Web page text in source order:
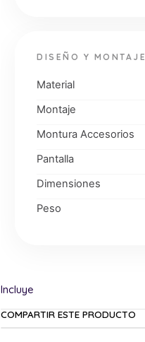
DISEÑO Y MONTAJE
Material
Montaje
Montura Accesorios
Pantalla
Dimensiones
Peso
COMPARTIR ESTE PRODUCTO